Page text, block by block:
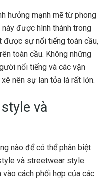
hưởng mạnh mẽ từ phong
được hình thành trong
được sự nổi tiếng toàn cầu,
toàn cầu. Không những
nổi tiếng và các vận
nên sự lan tỏa là rất lớn.
và
nào để có thể phân biệt
và streetwear style.
vào cách phối hợp của các